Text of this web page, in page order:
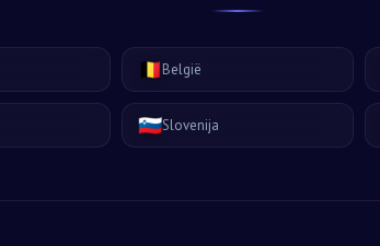
🇧🇪België
🇸🇮Slovenija